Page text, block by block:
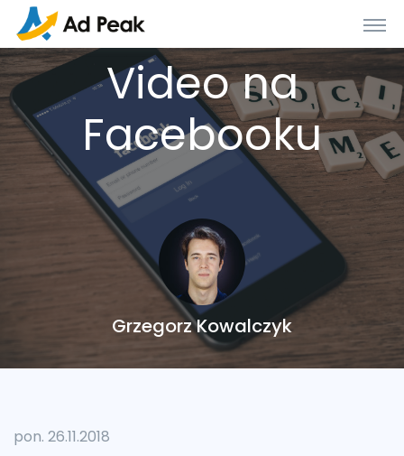
Video na
Facebooku
Grzegorz Kowalczyk
pon. 26.11.2018